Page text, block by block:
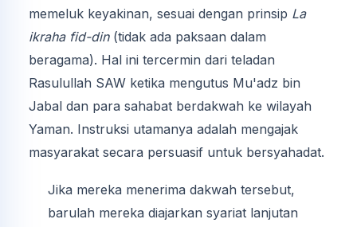
memeluk keyakinan, sesuai dengan prinsip La
ikraha fid-din(tidak ada paksaan dalam
beragama). Hal ini tercermin dari teladan
Rasulullah SAW ketika mengutus Mu'adz bin
Jabal dan para sahabat berdakwah ke wilayah
Yaman. Instruksi utamanya adalah mengajak
masyarakat secara persuasif untuk bersyahadat.
Jika mereka menerima dakwah tersebut,
barulah mereka diajarkan syariat lanjutan